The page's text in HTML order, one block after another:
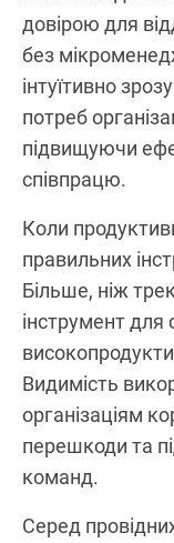
довірою для
без
інтуїтивно
потреб
підвищуючи
співпрацю.
Коли
правильних
Більше, ніж
інструмент для
Видимість
організаціям
перешкоди та
команд.
Серед